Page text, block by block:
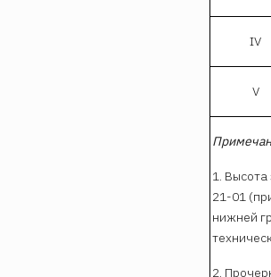
IV
V
1. Высота
21-01
нижней
2.